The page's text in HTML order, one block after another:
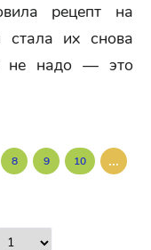
рецепт на
стала их снова
не надо — это
8 9 10 ...